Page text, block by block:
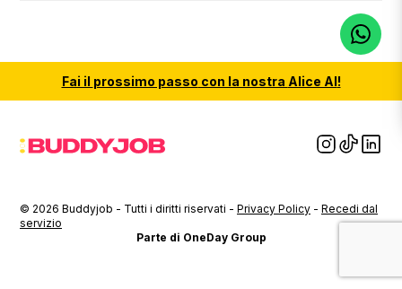
Fai il prossimo passo con la nostra Alice AI!
© 2026 Buddyjob - Tutti i diritti riservati - Privacy Policy - Recedi dal
servizio
Parte di OneDay Group